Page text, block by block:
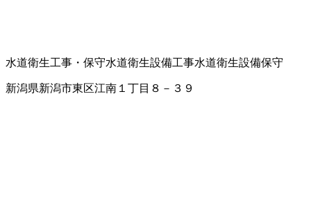
水道衛生工事・保守水道衛生設備工事水道衛生設備保守
新潟県新潟市東区江南１丁目８－３９